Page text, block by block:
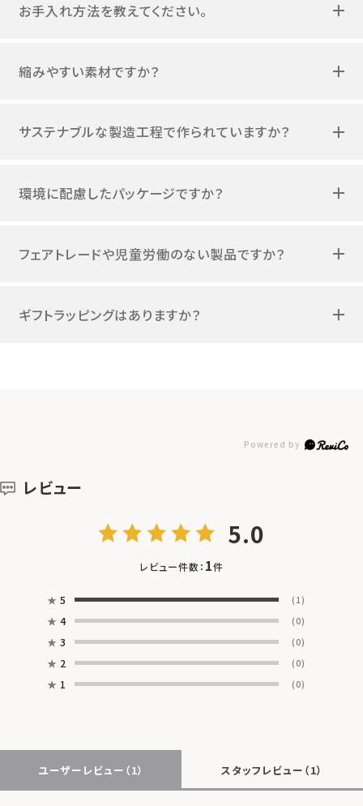
お手入れ方法を教えてください。
縮みやすい素材ですか？
サステナブルな製造工程で作られていますか？
環境に配慮したパッケージですか？
フェアトレードや児童労働のない製品ですか？
ギフトラッピングはありますか？
レビュー
5.0
レビュー件数： 1件
★ 5 (1)
★ 4 (0)
★ 3 (0)
★ 2 (0)
★ 1 (0)
ユーザーレビュー （1） スタッフレビュー （1）